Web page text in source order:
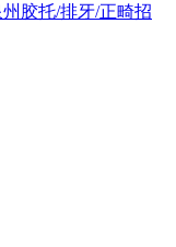
州胶托/排牙/正畸招